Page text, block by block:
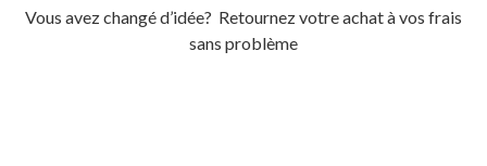
Vous avez changé d’idée? Retournez votre achat à vos frais
sans problème